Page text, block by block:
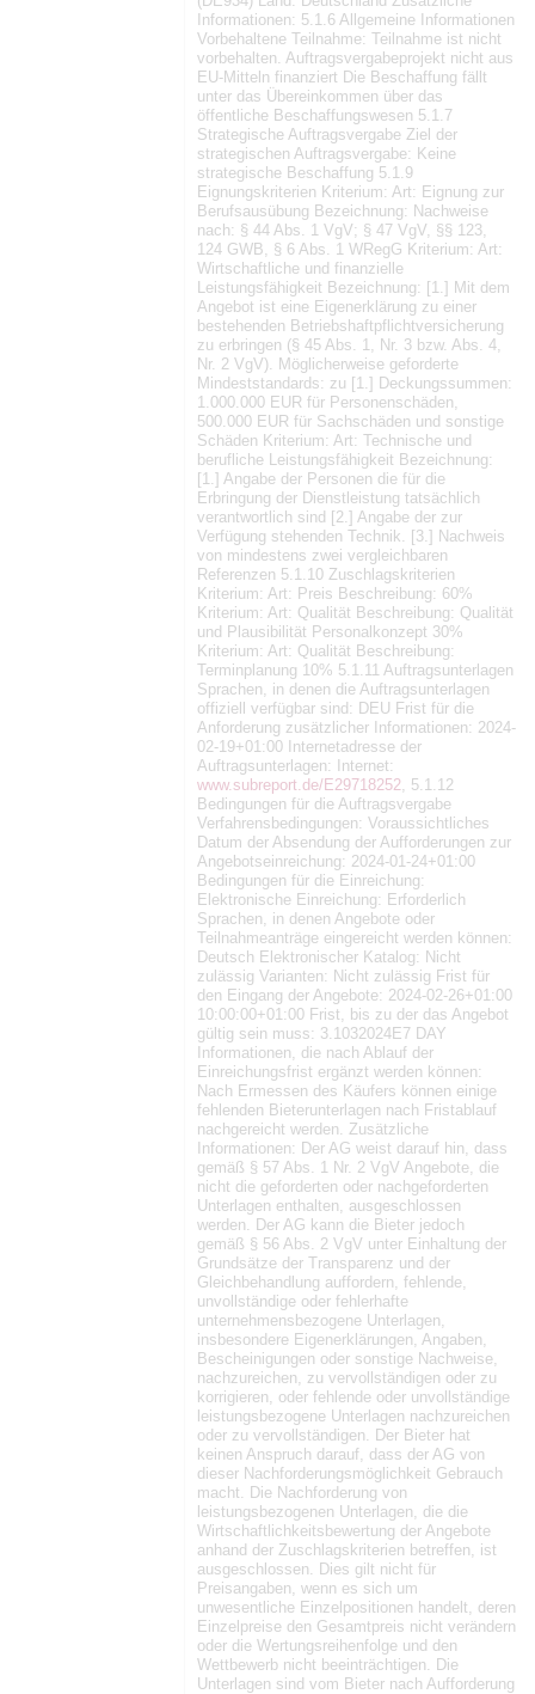
Informationen: 5.1.6 Allgemeine Informationen
Vorbehaltene Teilnahme: Teilnahme ist nicht
vorbehalten. Auftragsvergabeprojekt nicht aus
EU-Mitteln finanziert Die Beschaffung fällt
unter das Übereinkommen über das
öffentliche Beschaffungswesen 5.1.7
Strategische Auftragsvergabe Ziel der
strategischen Auftragsvergabe: Keine
strategische Beschaffung 5.1.9
Eignungskriterien Kriterium: Art: Eignung zur
Berufsausübung Bezeichnung: Nachweise
nach: § 44 Abs. 1 VgV; § 47 VgV, §§ 123,
124 GWB, § 6 Abs. 1 WRegG Kriterium: Art:
Wirtschaftliche und finanzielle
Leistungsfähigkeit Bezeichnung: [1.] Mit dem
Angebot ist eine Eigenerklärung zu einer
bestehenden Betriebshaftpflichtversicherung
zu erbringen (§ 45 Abs. 1, Nr. 3 bzw. Abs. 4,
Nr. 2 VgV). Möglicherweise geforderte
Mindeststandards: zu [1.] Deckungssummen:
1.000.000 EUR für Personenschäden,
500.000 EUR für Sachschäden und sonstige
Schäden Kriterium: Art: Technische und
berufliche Leistungsfähigkeit Bezeichnung:
[1.] Angabe der Personen die für die
Erbringung der Dienstleistung tatsächlich
verantwortlich sind [2.] Angabe der zur
Verfügung stehenden Technik. [3.] Nachweis
von mindestens zwei vergleichbaren
Referenzen 5.1.10 Zuschlagskriterien
Kriterium: Art: Preis Beschreibung: 60%
Kriterium: Art: Qualität Beschreibung: Qualität
und Plausibilität Personalkonzept 30%
Kriterium: Art: Qualität Beschreibung:
Terminplanung 10% 5.1.11 Auftragsunterlagen
Sprachen, in denen die Auftragsunterlagen
offiziell verfügbar sind: DEU Frist für die
Anforderung zusätzlicher Informationen: 2024-
02-19+01:00 Internetadresse der
Auftragsunterlagen: Internet:
www.subreport.de/E29718252, 5.1.12
Bedingungen für die Auftragsvergabe
Verfahrensbedingungen: Voraussichtliches
Datum der Absendung der Aufforderungen zur
Angebotseinreichung: 2024-01-24+01:00
Bedingungen für die Einreichung:
Elektronische Einreichung: Erforderlich
Sprachen, in denen Angebote oder
Teilnahmeanträge eingereicht werden können:
Deutsch Elektronischer Katalog: Nicht
zulässig Varianten: Nicht zulässig Frist für
den Eingang der Angebote: 2024-02-26+01:00
10:00:00+01:00 Frist, bis zu der das Angebot
gültig sein muss: 3.1032024E7 DAY
Informationen, die nach Ablauf der
Einreichungsfrist ergänzt werden können:
Nach Ermessen des Käufers können einige
fehlenden Bieterunterlagen nach Fristablauf
nachgereicht werden. Zusätzliche
Informationen: Der AG weist darauf hin, dass
gemäß § 57 Abs. 1 Nr. 2 VgV Angebote, die
nicht die geforderten oder nachgeforderten
Unterlagen enthalten, ausgeschlossen
werden. Der AG kann die Bieter jedoch
gemäß § 56 Abs. 2 VgV unter Einhaltung der
Grundsätze der Transparenz und der
Gleichbehandlung auffordern, fehlende,
unvollständige oder fehlerhafte
unternehmensbezogene Unterlagen,
insbesondere Eigenerklärungen, Angaben,
Bescheinigungen oder sonstige Nachweise,
nachzureichen, zu vervollständigen oder zu
korrigieren, oder fehlende oder unvollständige
leistungsbezogene Unterlagen nachzureichen
oder zu vervollständigen. Der Bieter hat
keinen Anspruch darauf, dass der AG von
dieser Nachforderungsmöglichkeit Gebrauch
macht. Die Nachforderung von
leistungsbezogenen Unterlagen, die die
Wirtschaftlichkeitsbewertung der Angebote
anhand der Zuschlagskriterien betreffen, ist
ausgeschlossen. Dies gilt nicht für
Preisangaben, wenn es sich um
unwesentliche Einzelpositionen handelt, deren
Einzelpreise den Gesamtpreis nicht verändern
oder die Wertungsreihenfolge und den
Wettbewerb nicht beeinträchtigen. Die
Unterlagen sind vom Bieter nach Aufforderung